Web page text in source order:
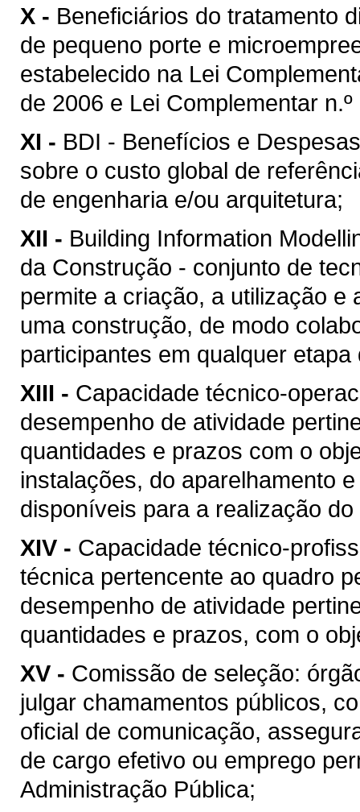
X - Beneficiários do tratamento
de pequeno porte e
estabelecido na Lei
de 2006 e Lei Complementar
XI - BDI - Benefícios e
sobre o custo global de
de engenharia e/ou arquitetura;
XII - Building Information
da Construção - conjunto de
permite a criação, a utilização e
uma construção, de modo
participantes em qualquer
XIII - Capacidade técnico-
desempenho de atividade
quantidades e prazos com o
instalações, do aparelhamento
disponíveis para a realização
XIV - Capacidade técnico-
técnica pertencente ao quadro
desempenho de atividade
quantidades e prazos, com o
XV - Comissão de seleção:
julgar chamamentos públicos,
oficial de comunicação,
de cargo efetivo ou emprego
Administração Pública;